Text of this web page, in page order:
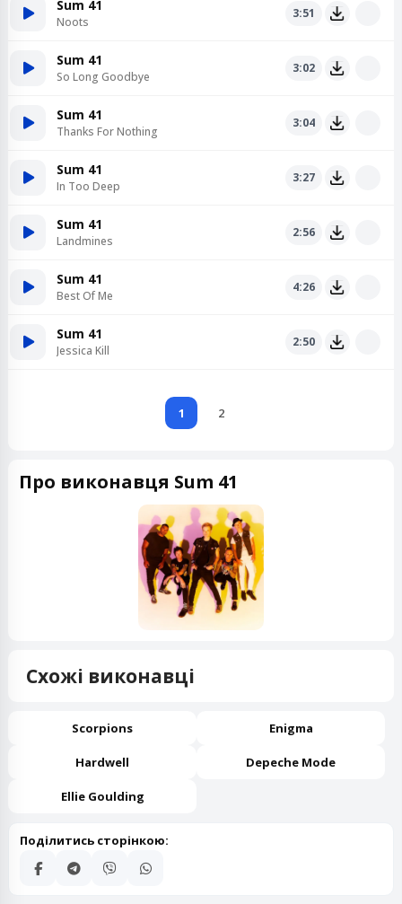
Sum 41
Noots
3:51
Sum 41
So Long Goodbye
3:02
Sum 41
Thanks For Nothing
3:04
Sum 41
In Too Deep
3:27
Sum 41
Landmines
2:56
Sum 41
Best Of Me
4:26
Sum 41
Jessica Kill
2:50
1 2
Про виконавця Sum 41
Схожі виконавці
Scorpions Enigma
Hardwell Depeche Mode
Ellie Goulding
Поділитись сторінкою: